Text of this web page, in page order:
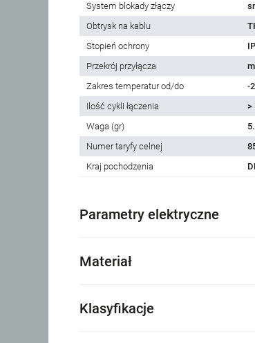
System blokady złączy
Obtrysk na kablu
Stopień ochrony
Przekrój przyłącza
Zakres temperatur od/do
-
Ilość cykli łączenia
>
Waga (gr)
Numer taryfy celnej
Kraj pochodzenia
Parametry elektryczne
Materiał
Klasyfikacje